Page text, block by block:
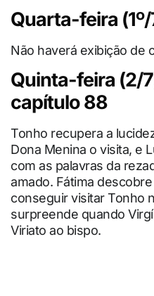
Quarta-feira
Não haverá exibição de
Quinta-feira (2/
capítulo 88
Tonho recupera a
Dona Menina o visita, e
com as palavras da
amado. Fátima
conseguir visitar Tonho
surpreende quando
Viriato ao bispo.